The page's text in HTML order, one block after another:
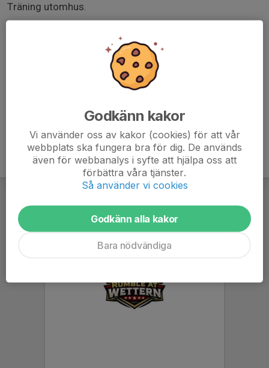
Träning utomhus.
Träningskläder efter väder och dubbskor för konstgräs.
Skydd och hjälm. Vattenflaska
Godkänn kakor
Vi använder oss av kakor (cookies) för att vår
webbplats ska fungera bra för dig. De används
även för webbanalys i syfte att hjälpa oss att
förbättra våra tjänster.
Så använder vi cookies
Godkänn alla kakor
Bara nödvändiga